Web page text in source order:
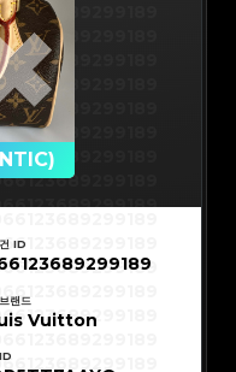
ID
랜드
Vuitton